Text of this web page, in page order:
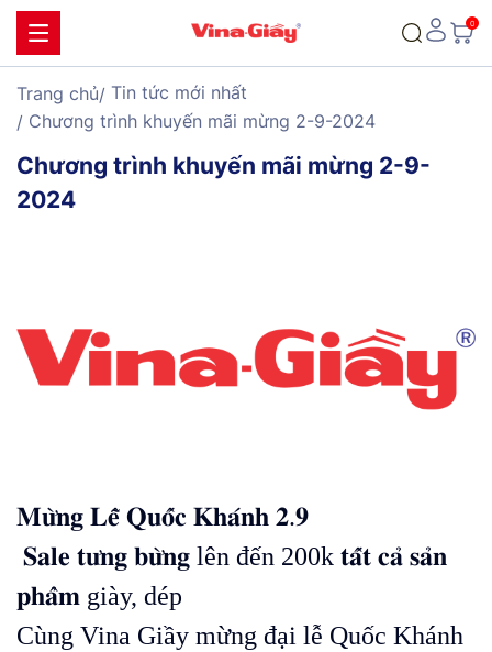
Trang chủ Tin tức mới nhất
Chương trình khuyến mãi mừng 2-9-2024
Chương trình khuyến mãi mừng 2-9-
2024
𝐌𝐮̛̀𝐧𝐠 𝐋𝐞̂̃ 𝐐𝐮𝐨̂́𝐜 𝐊𝐡𝐚́𝐧𝐡 𝟐.𝟗
𝐒𝐚𝐥𝐞 𝐭𝐮̛𝐧𝐠 𝐛𝐮̛̀𝐧𝐠 lên đến 200k 𝐭𝐚̂́𝐭 𝐜𝐚̉ 𝐬𝐚̉𝐧
𝐩𝐡𝐚̂̉𝐦 giày, dép
Cùng Vina Giầy mừng đại lễ Quốc Khánh